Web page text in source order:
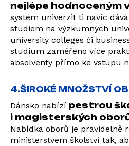
nejlépe hodnoceným
systém univerzit ti navíc
studiem na výzkumných
university colleges či
studium zaměřeno více
absolventy přímo ke vstupu
4.ŠIROKÉ MNOŽSTVÍ
Dánsko nabízí pestrou
i magisterských
Nabídka oborů je pravidelně
ministerstvem školství tak,